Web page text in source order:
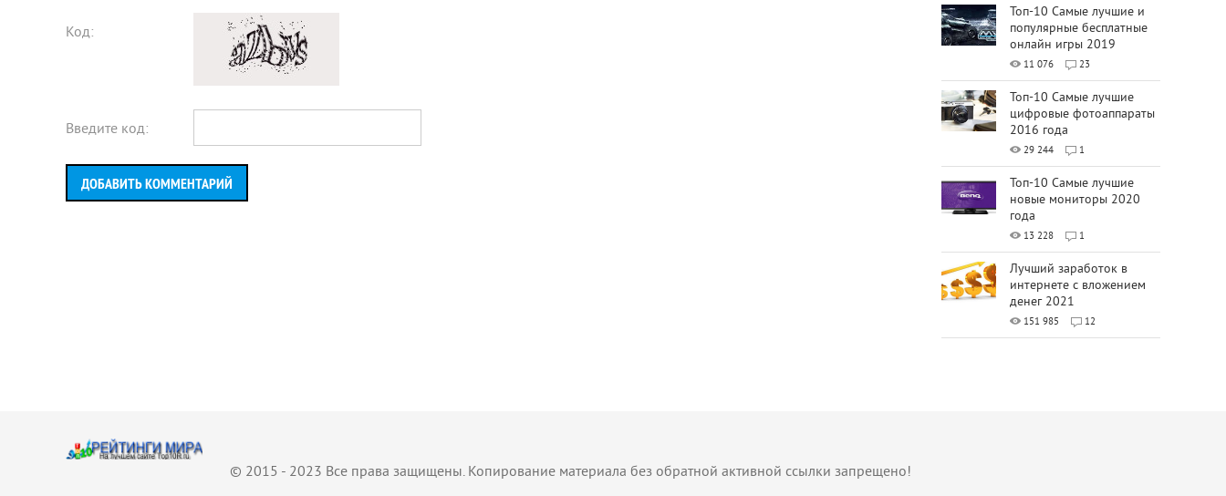
Код:
Введите код:
ДОБАВИТЬ КОММЕНТАРИЙ
Топ-10 Самые лучшие и
популярные бесплатные
онлайн игры 2019
11 076 23
Топ-10 Самые лучшие
цифровые фотоаппараты
2016 года
29 244 1
Топ-10 Самые лучшие
новые мониторы 2020
года
13 228 1
Лучший заработок в
интернете с вложением
денег 2021
151 985 12
© 2015 - 2023 Все права защищены. Копирование материала без обратной активной ссылки запрещено!